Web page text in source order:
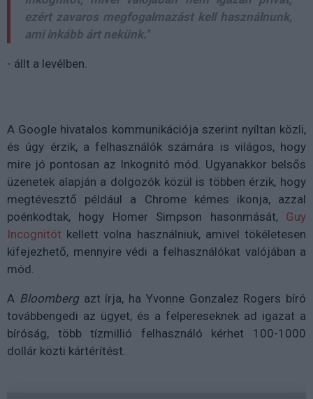
ezért zavaros megfogalmazást kell használnunk,
ami inkább árt nekünk."
- állt a levélben.
A Google hivatalos kommunikációja szerint nyíltan közli,
és úgy érzik, a felhasználók számára is világos, hogy
mire jó pontosan az Inkognitó mód. Ugyanakkor belsős
üzenetek alapján a dolgozók közül is többen érzik, hogy
megtévesztő például a Chrome kémes ikonja, azzal
poénkodtak, hogy Homer Simpson hasonmását, Guy
Incognitót kellett volna használniuk, amivel tökéletesen
kifejezhető, mennyire védi a felhasználókat valójában a
mód.
A Bloombergazt írja, ha Yvonne Gonzalez Rogers bíró
továbbengedi az ügyet, és a felpereseknek ad igazat a
bíróság, több tízmillió felhasználó kérhet 100-1000
dollár közti kártérítést.